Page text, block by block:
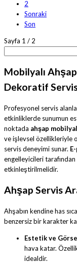
2
Sonraki
Son
Sayfa 1 / 2
Mobilyalı
Dekoratif
Profesyonel servis
etkinliklerde sunumun
noktada ahşap
ve işlevsel özellikleriyle
servis deneyimi sunar.
engelleyicileri
etkinleştirilmelidir.
Ahşap Servis
Ahşabın kendine has
benzersiz bir karakter
Estetik ve
hava katar.
idealdir.